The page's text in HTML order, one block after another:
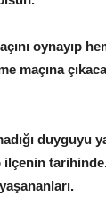
oynayıp
maçına
duyguyu
ilçenin